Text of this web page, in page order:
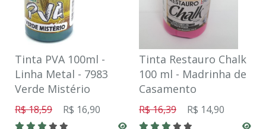
Tinta PVA 100ml -
Linha Metal - 7983
Verde Mistério
R$ 18,59 R$ 16,90
Tinta Restauro Chalk
100 ml - Madrinha de
Casamento
R$ 16,39 R$ 14,90